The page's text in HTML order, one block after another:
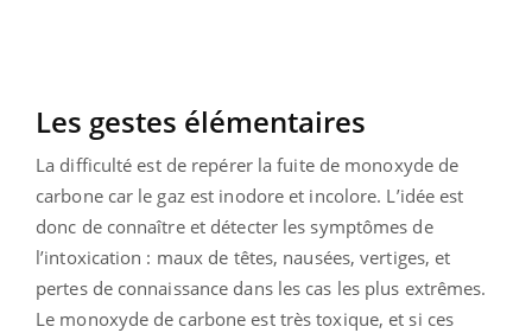
Les gestes élémentaires
La difficulté est de repérer la fuite de monoxyde de
carbone car le gaz est inodore et incolore. L’idée est
donc de connaître et détecter les symptômes de
l’intoxication : maux de têtes, nausées, vertiges, et
pertes de connaissance dans les cas les plus extrêmes.
Le monoxyde de carbone est très toxique, et si ces